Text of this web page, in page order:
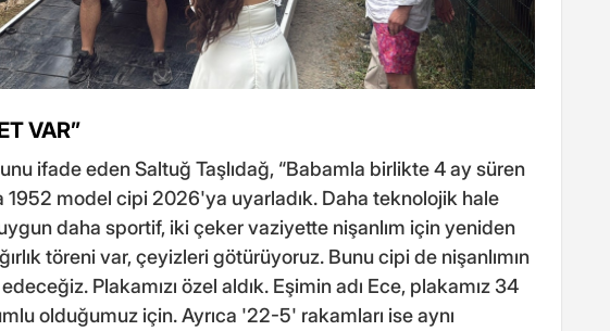
VAR”
ifade eden Saltuğ Taşlıdağ, “Babamla birlikte 4 ay süren
1952 model cipi 2026'ya uyarladık. Daha teknolojik hale
daha sportif, iki çeker vaziyette nişanlım için yeniden
töreni var, çeyizleri götürüyoruz. Bunu cipi de nişanlımın
Plakamızı özel aldık. Eşimin adı Ece, plakamız 34
olduğumuz için. Ayrıca '22-5' rakamları ise aynı